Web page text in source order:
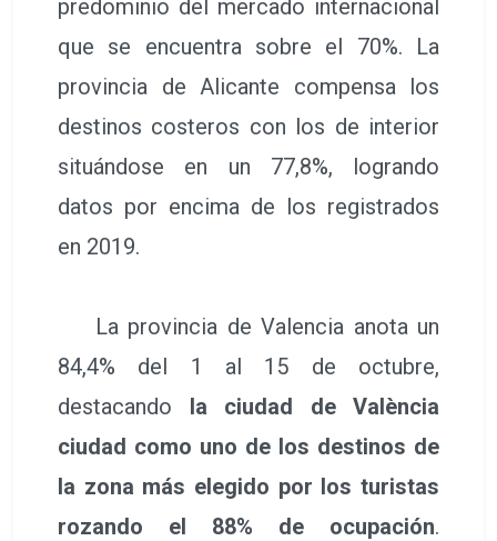
predominio del mercado internacional
que se encuentra sobre el 70%. La
provincia de Alicante compensa los
destinos costeros con los de interior
situándose en un 77,8%, logrando
datos por encima de los registrados
en 2019.
La provincia de Valencia anota un
84,4% del 1 al 15 de octubre,
destacando la ciudad de València
ciudad como uno de los destinos de
la zona más elegido por los turistas
rozando el 88% de ocupación.